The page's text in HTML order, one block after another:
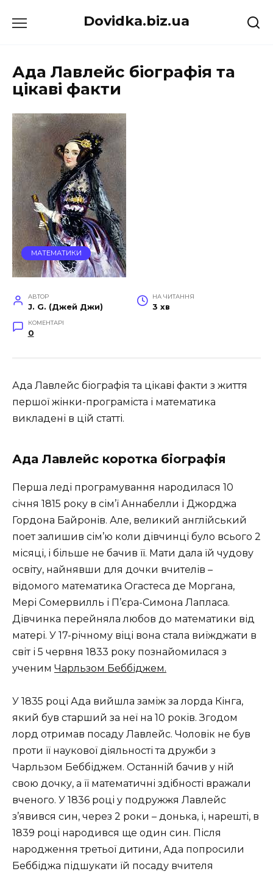
до
Dovidka.biz.ua
Ада Лавлейс біографія та
цікаві факти
МАТЕМАТИКИ
АВТОР
J. G. (Джей Джи)
НА ЧИТАННЯ
3 хв
КОМЕНТАРІ
0
Ада Лавлейс біографія та цікаві факти з життя
першої жінки-програміста і математика
викладені в цій статті.
Ада Лавлейс коротка біографія
Перша леді програмування народилася 10
січня 1815 року в сім’ї Аннабелли і Джорджа
Гордона Байронів. Але, великий англійський
поет залишив сім’ю коли дівчинці було всього 2
місяці, і більше не бачив її. Мати дала їй чудову
освіту, найнявши для дочки вчителів –
відомого математика Огастеса де Моргана,
Мері Сомервилль і П’єра-Симона Лапласа.
Дівчинка перейняла любов до математики від
матері. У 17-річному віці вона стала виїжджати в
світ і 5 червня 1833 року познайомилася з
ученим Чарльзом Беббіджем.
У 1835 році Ада вийшла заміж за лорда Кінга,
який був старший за неї на 10 років. Згодом
лорд отримав посаду Лавлейс. Чоловік не був
проти її наукової діяльності та дружби з
Чарльзом Беббіджем. Останній бачив у ній
свою дочку, а її математичні здібності вражали
вченого. У 1836 році у подружжя Лавлейс
з’явився син, через 2 роки – донька, і, нарешті, в
1839 році народився ще один син. Після
народження третьої дитини, Ада попросили
Беббіджа підшукати їй посаду вчителя